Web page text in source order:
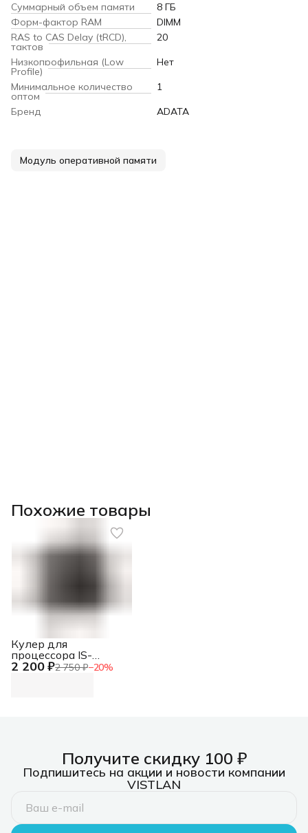
Суммарный объем памяти
8 ГБ
Форм-фактор RAM
DIMM
RAS to CAS Delay (tRCD),
тактов
20
Низкопрофильная (Low
Profile)
Нет
Минимальное количество
оптом
1
Бренд
ADATA
Модуль оперативной памяти
Похожие товары
2 200 ₽2 750 ₽−20%
Кулер для
процессора IS-
50X_V3 ID-COOLING
Получите скидку 100 ₽
Подпишитесь на акции и новости компании
VISTLAN